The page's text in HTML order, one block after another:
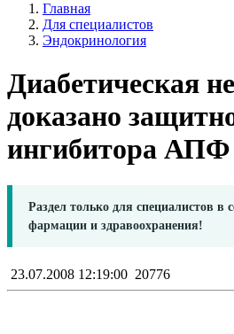
Главная
Для специалистов
Эндокринология
Диабетическая
доказано
ингибитора АПФ
Раздел только для специалистов в
фармации и здравоохранения!
23.07.2008 12:19:00 20776